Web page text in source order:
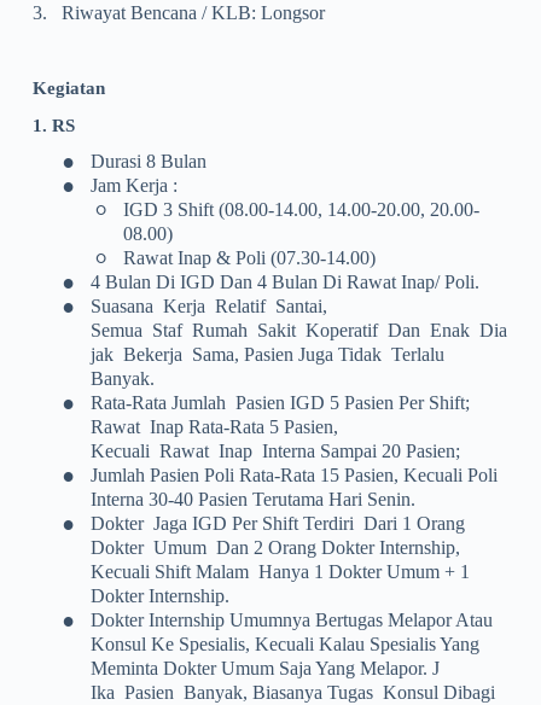
3.
Riwayat Bencana / KLB: Longsor
Kegiatan
1. RS
• Durasi 8 Bulan
• Jam Kerja :
◦
IGD 3 Shift (08.00-14.00, 14.00-20.00, 20.00-
08.00)
◦ Rawat Inap & Poli (07.30-14.00)
• 4 Bulan Di IGD Dan 4 Bulan Di Rawat Inap/ Poli.
•
Suasana Kerja Relatif Santai,
Semua Staf Rumah Sakit Koperatif Dan Enak Dia
Jak Bekerja Sama, Pasien Juga Tidak Terlalu
Banyak.
•
Rata-Rata Jumlah Pasien IGD 5 Pasien Per Shift;
Rawat Inap Rata-Rata 5 Pasien,
Kecuali Rawat Inap Interna Sampai 20 Pasien;
•
Jumlah Pasien Poli Rata-Rata 15 Pasien, Kecuali Poli
Interna 30-40 Pasien Terutama Hari Senin.
•
Dokter Jaga IGD Per Shift Terdiri Dari 1 Orang
Dokter Umum Dan 2 Orang Dokter Internship,
Kecuali Shift Malam Hanya 1 Dokter Umum + 1
Dokter Internship.
•
Dokter Internship Umumnya Bertugas Melapor Atau
Konsul Ke Spesialis, Kecuali Kalau Spesialis Yang
Meminta Dokter Umum Saja Yang Melapor. J
Ika Pasien Banyak, Biasanya Tugas Konsul Dibagi